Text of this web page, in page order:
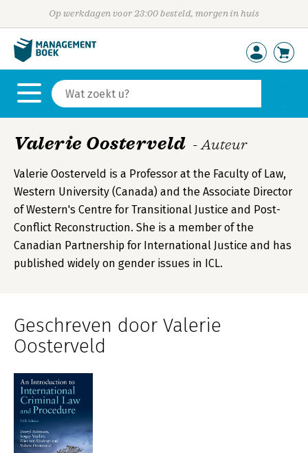
Op werkdagen voor 23:00 besteld, morgen in huis
Valerie Oosterveld - Auteur
Valerie Oosterveld is a Professor at the Faculty of Law,
Western University (Canada) and the Associate Director
of Western's Centre for Transitional Justice and Post-
Conflict Reconstruction. She is a member of the
Canadian Partnership for International Justice and has
published widely on gender issues in ICL.
Geschreven door Valerie
Oosterveld